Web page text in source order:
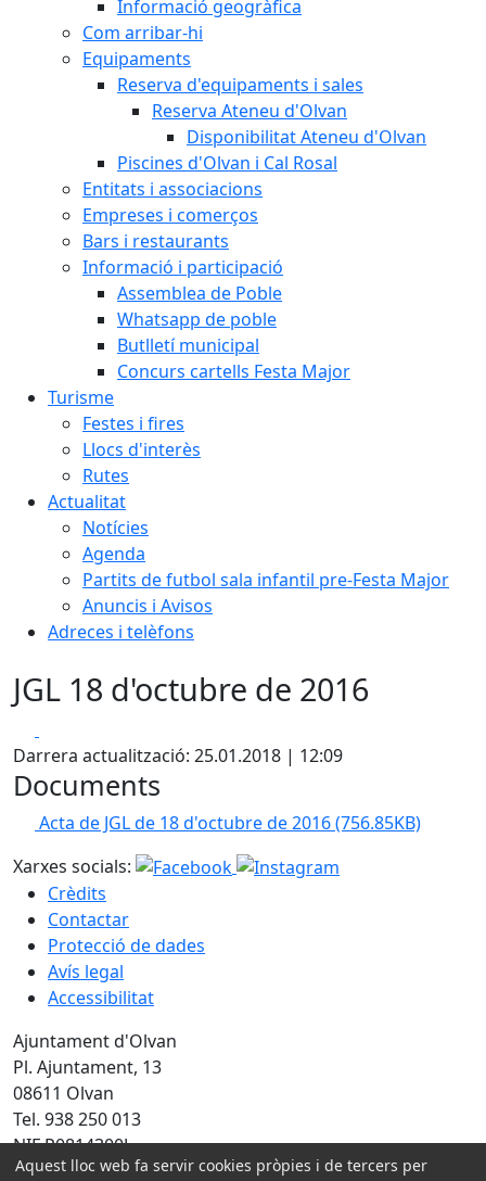
Informació geogràfica
Com arribar-hi
Equipaments
Reserva d'equipaments i sales
Reserva Ateneu d'Olvan
Disponibilitat Ateneu d'Olvan
Piscines d'Olvan i Cal Rosal
Entitats i associacions
Empreses i comerços
Bars i restaurants
Informació i participació
Assemblea de Poble
Whatsapp de poble
Butlletí municipal
Concurs cartells Festa Major
Turisme
Festes i fires
Llocs d'interès
Rutes
Actualitat
Notícies
Agenda
Partits de futbol sala infantil pre-Festa Major
Anuncis i Avisos
Adreces i telèfons
JGL 18 d'octubre de 2016
Darrera actualització: 25.01.2018 | 12:09
Documents
Acta de JGL de 18 d'octubre de 2016(756.85KB)
Xarxes socials:
Crèdits
Contactar
Protecció de dades
Avís legal
Accessibilitat
Ajuntament d'Olvan
Pl. Ajuntament, 13
08611 Olvan
Tel. 938 250 013
NIF P0814300J
Aquest lloc web fa servir cookies pròpies i de tercers per